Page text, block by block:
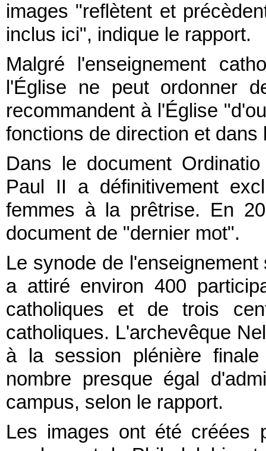
images "reflètent et
inclus ici", indique le rapport.
Malgré l'enseignement
l'Église ne peut ordonner
recommandent à l'Église
fonctions de direction et
Dans le document
Paul II a définitivement
femmes à la prêtrise. En
document de "dernier mot".
Le synode de
a attiré environ 400
catholiques et de trois
catholiques. L'archevêque
à la session plénière
nombre presque égal
campus, selon le rapport.
Les images ont été créées